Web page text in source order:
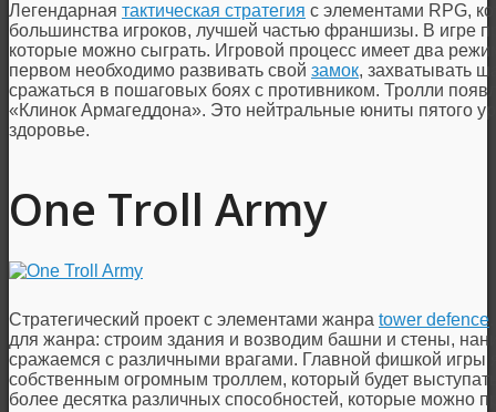
Легендарная тактическая стратегия с элементами RPG,
большинства игроков, лучшей частью франшизы. В игре
которые можно сыграть. Игровой процесс имеет два
первом необходимо развивать свой замок, захватывать
сражаться в пошаговых боях с противником. Тролли
«Клинок Армагеддона». Это нейтральные юниты пятого
здоровье.
One Troll Army
Стратегический проект с элементами жанра tower defence
для жанра: cтроим здания и возводим башни и стены,
сражаемся с различными врагами. Главной фишкой игры
собственным огромным троллем, который будет
более десятка различных способностей, которые можно